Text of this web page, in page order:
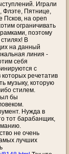
Играли
Флэте, Пятнице,
Псков, на open
ограничивать
поэтому
В
на данный
линия -
себя
с
речетатив
музыку, которую
стилем.
бы
Нужда в
тот барабанщик,
не очень
лучших